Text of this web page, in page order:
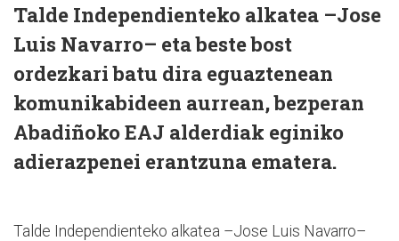
Talde Independienteko alkatea –Jose
Luis Navarro– eta beste bost
ordezkari batu dira eguaztenean
komunikabideen aurrean, bezperan
Abadiñoko EAJ alderdiak eginiko
adierazpenei erantzuna ematera.
Talde Independienteko alkatea –Jose Luis Navarro–